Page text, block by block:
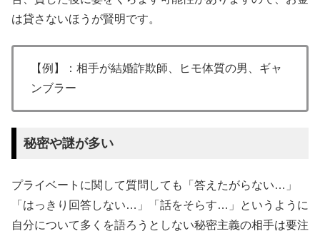
は貸さないほうが賢明です。
【例】：相手が結婚詐欺師、ヒモ体質の男、ギャ
ンブラー
秘密や謎が多い
プライベートに関して質問しても「答えたがらない…」
「はっきり回答しない…」「話をそらす…」というように
自分について多くを語ろうとしない秘密主義の相手は要注